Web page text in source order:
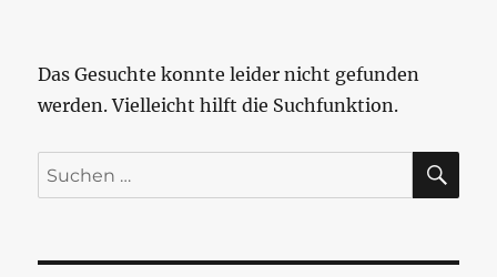
Das Gesuchte konnte leider nicht gefunden
werden. Vielleicht hilft die Suchfunktion.
Suchen
nach: